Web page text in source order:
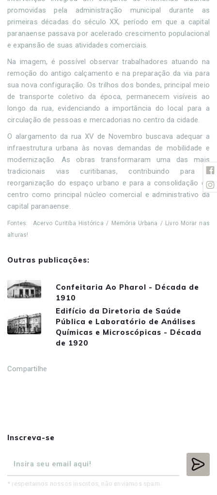
promovidas pela administração municipal durante as
primeiras décadas do século XX, período em que a capital
paranaense passava por acelerado crescimento populacional
e expansão de suas atividades comerciais.
Na imagem, é possível observar trabalhadores atuando na
remoção do antigo calçamento e na preparação da via para
sua nova configuração. Os trilhos dos bondes, principal meio
de transporte coletivo da época, permanecem visíveis ao
longo da rua, evidenciando a importância do local para a
circulação de pessoas e mercadorias no centro da cidade.
O alargamento da rua XV de Novembro buscava adequar a
infraestrutura urbana às novas demandas de mobilidade e
modernização. As obras transformaram uma das mais
tradicionais vias curitibanas, contribuindo para a
reorganização do espaço urbano e para a consolidação do
centro como principal núcleo comercial e administrativo da
capital paranaense.
Fontes: Acervo Curitiba Histórica / Memória Urbana / Livro Morar nas
alturas!
Outras publicações:
Confeitaria Ao Pharol - Década de
1910
Edifício da Diretoria de Saúde
Pública e Laboratório de Análises
Químicas e Microscópicas - Década
de 1920
Compartilhe
Inscreva-se
* respeitamos nossos inscritos, não enviamos spam.